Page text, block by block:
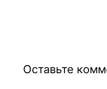
Оставьте